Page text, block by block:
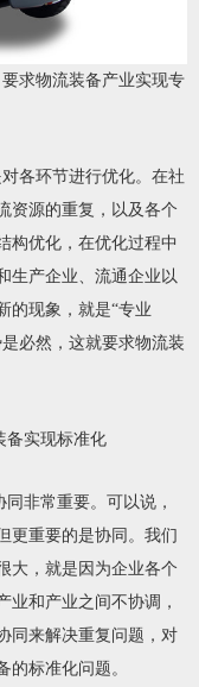
求物流装备产业实现专
各环节进行优化。在社
资源的重复，以及各个
构优化，在优化过程中
生产企业、流通企业以
的现象，就是“专业
必然，这就要求物流装
实现标准化
非常重要。可以说，
更重要的是协同。我们
大，就是因为企业各个
业和产业之间不协调，
同来解决重复问题，对
的标准化问题。